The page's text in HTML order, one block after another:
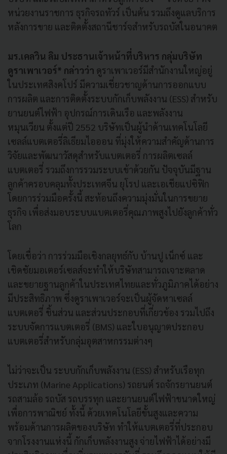
หน่วยงานราชการ ธุรกิจรถทัวร์ เป็นต้น รวมถึงดูแลบริการ
หลังการขาย และติดตั้งสถานีชาร์จสำหรับรถบัสในอนาคต
มร.เคลวิน ลิม ประธานเจ้าหน้าที่บริหาร กลุ่มบริษัท
ดูราเพาเวอร์* กล่าวว่า ดูราเพาเวอร์มีสำนักงานใหญ่อยู่
ในประเทศสิงคโปร์ มีความเชี่ยวชาญด้านการออกแบบ
การผลิต และการติดตั้งระบบกักเก็บพลังงาน (ESS) สำหรับ
ยานยนต์ไฟฟ้า อุปกรณ์การเดินเรือ และพลังงาน
หมุนเวียน ตั้งแต่ปี 2552 บริษัทเป็นผู้นำด้านเทคโนโลยี
เซลล์แบตเตอรี่ลิเธียมไอออน ที่มุ่งให้ความสำคัญด้านการ
วิจัยและพัฒนาวัสดุสำหรับแบตเตอรี่ การผลิตเซลล์
แบตเตอรี่ รวมถึงการรวมระบบเข้าด้วยกัน ปัจจุบันมีฐาน
ลูกค้าครอบคลุมทั้งประเทศจีน ยุโรป และเอเชียแปซิฟิก
โดยการร่วมมือครั้งนี้ สะท้อนถึงความมุ่งมั่นในการขยาย
ธุรกิจ เพื่อส่งมอบระบบแบตเตอรี่คุณภาพสูงไปยังลูกค้าทั่ว
โลก
โดยเชื่อว่า การร่วมมือเชิงกลยุทธ์กับ บ้านปู เน็กซ์ และ
เชิดชัยมอเตอร์เซลส์จะทำให้บริษัทสามารถเจาะตลาด
และขยายฐานลูกค้าในประเทศไทยและทั่วภูมิภาคได้อย่าง
มีประสิทธิภาพ ซึ่งดูราเพาเวอร์จะเป็นผู้จัดหาเซลล์
แบตเตอรี่ ชิ้นส่วน และส่วนประกอบที่เกี่ยวข้อง รวมไปถึง
ระบบจัดการแบตเตอรี่ (BMS) และใบอนุญาตประกอบ
แบตเตอรี่สำหรับกลุ่มอุตสาหกรรมต่างๆ
ไม่ว่าจะเป็น ระบบกักเก็บพลังงาน (ESS) สำหรับเรือทุก
ประเภท (Marine Applications) รถยนต์ รถจักรยานยนต์
รถสามล้อ รถบัส รถบรรทุก และยานยนต์ไฟฟ้าขนาดใหญ่
เพื่อการพาณิชย์ ทั้งนี้ ด้วยเทคโนโลยีขั้นสูงและความ
พร้อมด้านการผลิตของบริษัท ทำให้แบตเตอรี่ที่ประกอบ
จากโรงงานแห่งนี้ กักเก็บพลังงานสูง จ่ายไฟฟ้าได้อย่างมี